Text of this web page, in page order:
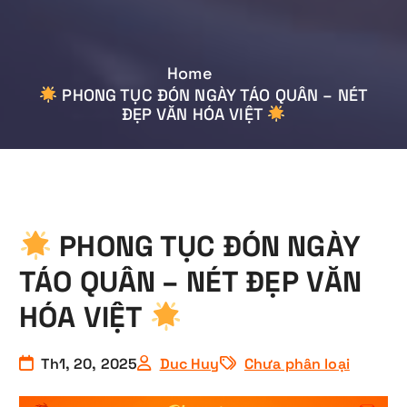
Home
PHONG TỤC ĐÓN NGÀY TÁO QUÂN – NÉT
ĐẸP VĂN HÓA VIỆT
PHONG TỤC ĐÓN NGÀY
TÁO QUÂN – NÉT ĐẸP VĂN
HÓA VIỆT
Th1, 20, 2025 Duc Huy Chưa phân loại